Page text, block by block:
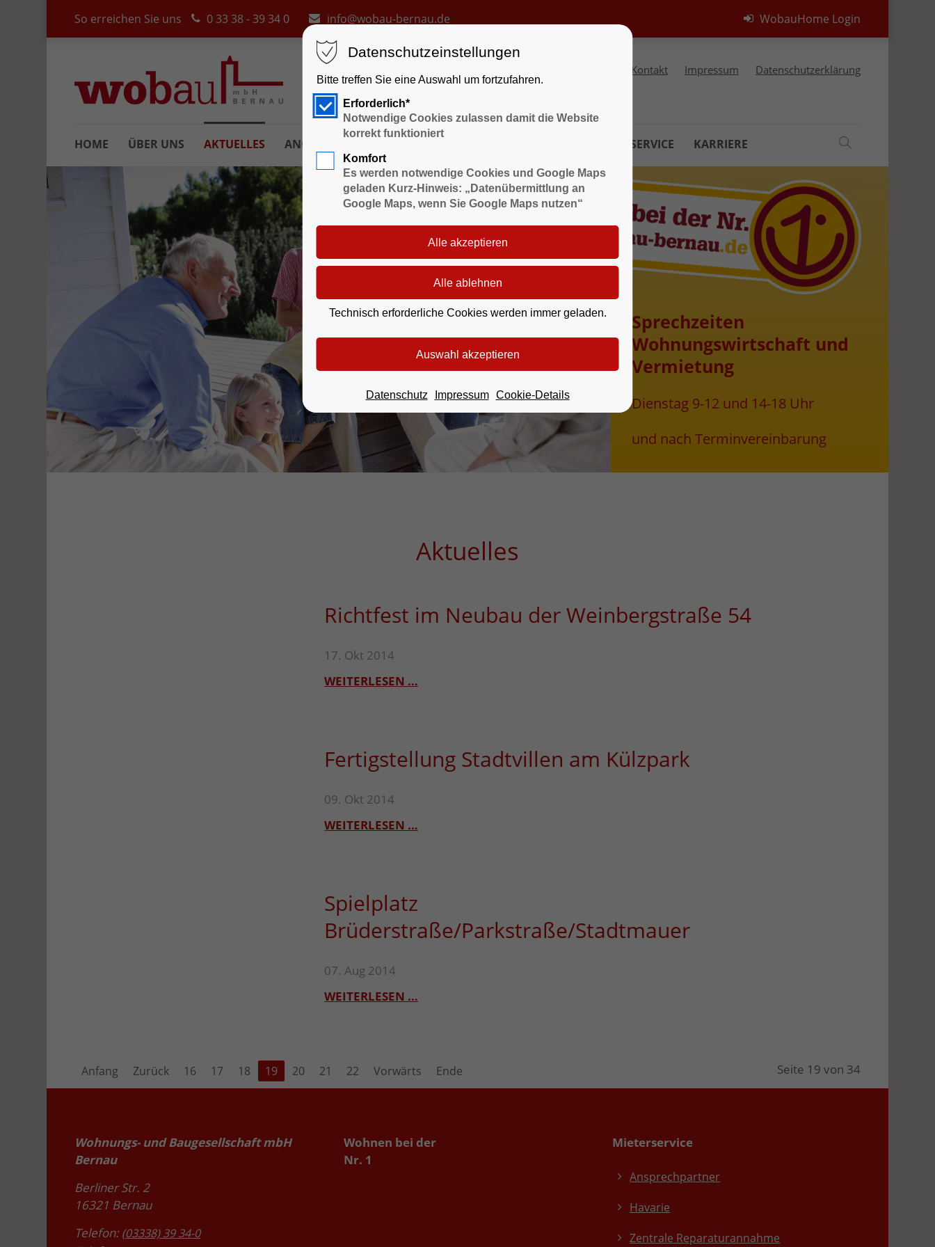
So erreichen Sie uns 0 33 38 - 39 34 0 E-Mail an
info@wobau-bernau.de WobauHome Login
Kontakt Impressum Datenschutzerklärung
HOME ÜBER UNS AKTUELLES ANGEBOTE MIETERSERVICE KARRIERE
Sprechzeiten
Wohnungswirtschaft und
Vermietung
Dienstag 9-12 und 14-18 Uhr
und nach Terminvereinbarung
Aktuelles
Richtfest im Neubau der Weinbergstraße 54
17. Okt 2014
WEITERLESEN …
Fertigstellung Stadtvillen am Külzpark
09. Okt 2014
WEITERLESEN …
Spielplatz
Brüderstraße/Parkstraße/Stadtmauer
07. Aug 2014
WEITERLESEN …
Seite 19 von 34
Anfang Zurück 16 17 18 19 20 21 22 Vorwärts Ende
Wohnungs- und Baugesellschaft mbH
Bernau
Berliner Str. 2
16321 Bernau
Telefon:(03338) 39 34-0
Wohnen bei der
Nr. 1
Mieterservice
Ansprechpartner
Havarie
Zentrale Reparaturannahme
Datenschutzeinstellungen
Bitte treffen Sie eine Auswahl um fortzufahren.
Erforderlich*
Notwendige Cookies zulassen damit die Website
korrekt funktioniert
Komfort
Es werden notwendige Cookies und Google Maps
geladen Kurz-Hinweis: „Datenübermittlung an
Google Maps, wenn Sie Google Maps nutzen“
Technisch erforderliche Cookies werden immer geladen.
Datenschutz Impressum Cookie-Details